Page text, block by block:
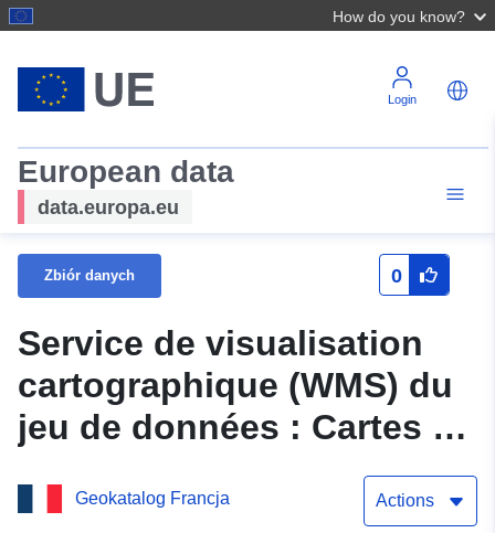
How do you know?
Login
European data
data.europa.eu
Zbiór danych 0
Service de visualisation
cartographique (WMS) du
jeu de données : Cartes de
Régions naturelles -
Geokatalog Francja Actions